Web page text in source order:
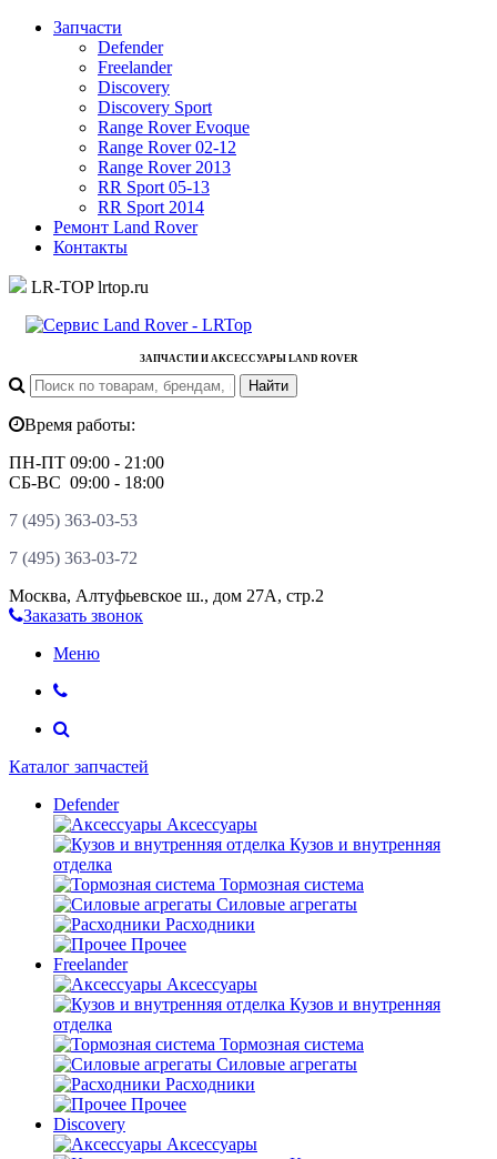
Запчасти
Defender
Freelander
Discovery
Discovery Sport
Range Rover Evoque
Range Rover 02-12
Range Rover 2013
RR Sport 05-13
RR Sport 2014
Ремонт Land Rover
Контакты
LR-TOP lrtop.ru
ЗАПЧАСТИ И АКСЕССУАРЫ LAND ROVER
Время работы:
ПН-ПТ 09:00 - 21:00
СБ-ВС 09:00 - 18:00
7 (495) 363-03-53
7 (495) 363-03-72
Москва, Алтуфьевское ш., дом 27А, стр.2
Заказать звонок
Меню
Каталог запчастей
Defender
Аксессуары
Кузов и внутренняя
отделка
Тормозная система
Силовые агрегаты
Расходники
Прочее
Freelander
Аксессуары
Кузов и внутренняя
отделка
Тормозная система
Силовые агрегаты
Расходники
Прочее
Discovery
Аксессуары